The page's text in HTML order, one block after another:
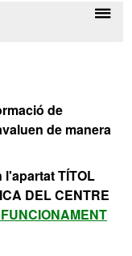
de
de manera
TÍTOL
DEL CENTRE